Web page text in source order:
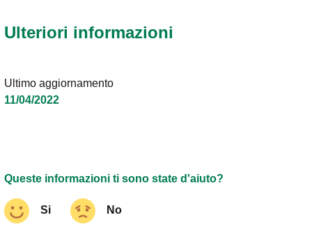
Ulteriori informazioni
Ultimo aggiornamento
11/04/2022
Queste informazioni ti sono state d'aiuto?
Si No